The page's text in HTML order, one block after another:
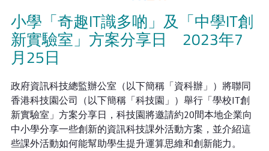
小學「奇趣IT識多啲」及「中學IT創
新實驗室」方案分享日 2023年7
月25日
政府資訊科技總監辦公室（以下簡稱「資科辦」）將聯同
香港科技園公司（以下簡稱「科技園」）舉行「學校IT創
新實驗室」方案分享日，科技園將邀請約20間本地企業向
中小學分享一些創新的資訊科技課外活動方案，並介紹這
些課外活動如何能幫助學生提升運算思維和創新能力。